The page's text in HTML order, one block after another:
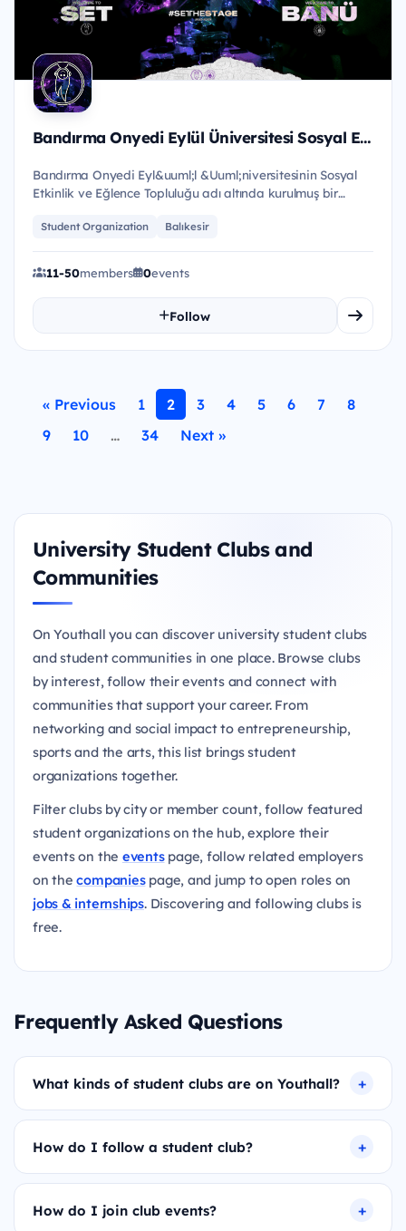
Bandırma Onyedi Eylül Üniversitesi Sosyal Etkinlik ve Eğlence Topluluğu
Bandırma Onyedi Eyl&uuml;l &Uuml;niversitesinin Sosyal
Etkinlik ve Eğlence Topluluğu adı altında kurulmuş bir
Student Organization Balıkesir
11-50members 0events
Follow
« Previous 1 2 3 4 5 6 7
8
9
10 … 34 Next »
University Student Clubs and
Communities
On Youthall you can discover university student clubs
and student communities in one place. Browse clubs
by interest, follow their events and connect with
communities that support your career. From
networking and social impact to entrepreneurship,
sports and the arts, this list brings student
organizations together.
Filter clubs by city or member count, follow featured
student organizations on the hub, explore their
events on the eventspage, follow related employers
on thecompaniespage, and jump to open roles on
jobs & internships. Discovering and following clubs is
free.
Frequently Asked Questions
What kinds of student clubs are on Youthall?
How do I follow a student club?
How do I join club events?